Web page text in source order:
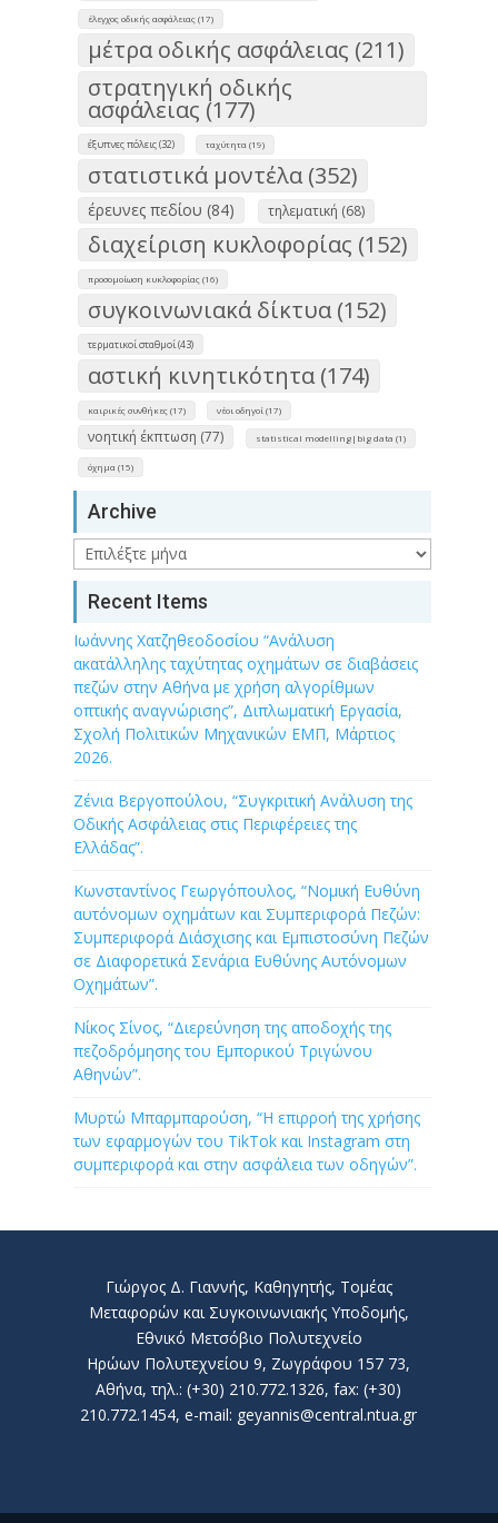
έλεγχος οδικής ασφάλειας (17)
μέτρα οδικής ασφάλειας (211)
στρατηγική οδικής
ασφάλειας (177)
έξυπνες πόλεις (32) ταχύτητα (19)
στατιστικά μοντέλα (352)
έρευνες πεδίου (84) τηλεματική (68)
διαχείριση κυκλοφορίας (152)
προσομοίωση κυκλοφορίας (16)
συγκοινωνιακά δίκτυα (152)
τερματικοί σταθμοί (43)
αστική κινητικότητα (174)
καιρικές συνθήκες (17) νέοι οδηγοί (17)
νοητική έκπτωση (77) statistical modelling|big data (1)
όχημα (15)
Archive
Archive
Recent Items
Ιωάννης Χατζηθεοδοσίου “Ανάλυση
ακατάλληλης ταχύτητας οχημάτων σε διαβάσεις
πεζών στην Αθήνα με χρήση αλγορίθμων
οπτικής αναγνώρισης”, Διπλωματική Εργασία,
Σχολή Πολιτικών Μηχανικών ΕΜΠ, Μάρτιος
2026.
Ζένια Βεργοπούλου, “Συγκριτική Ανάλυση της
Οδικής Ασφάλειας στις Περιφέρειες της
Ελλάδας”.
Κωνσταντίνος Γεωργόπουλος, “Νομική Ευθύνη
αυτόνομων οχημάτων και Συμπεριφορά Πεζών:
Συμπεριφορά Διάσχισης και Εμπιστοσύνη Πεζών
σε Διαφορετικά Σενάρια Ευθύνης Αυτόνομων
Οχημάτων”.
Νίκος Σίνος, “Διερεύνηση της αποδοχής της
πεζοδρόμησης του Εμπορικού Τριγώνου
Αθηνών”.
Μυρτώ Μπαρμπαρούση, “Η επιρροή της χρήσης
των εφαρμογών του TikTok και Instagram στη
συμπεριφορά και στην ασφάλεια των οδηγών”.
Γιώργος Δ. Γιαννής, Καθηγητής, Τομέας
Μεταφορών και Συγκοινωνιακής Υποδομής,
Εθνικό Μετσόβιο Πολυτεχνείο
Ηρώων Πολυτεχνείου 9, Ζωγράφου 157 73,
Αθήνα, τηλ.: (+30) 210.772.1326, fax: (+30)
210.772.1454, e-mail: geyannis@central.ntua.gr